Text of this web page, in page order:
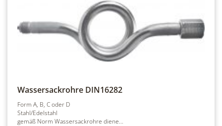
Wassersackrohre DIN16282
Form A, B, C oder D
Stahl/Edelstahl
gemäß Norm Wassersackrohre diene...